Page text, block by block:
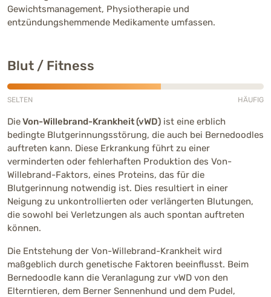
Gewichtsmanagement, Physiotherapie und
entzündungshemmende Medikamente umfassen.
Blut / Fitness
SELTEN HÄUFIG
DieVon-Willebrand-Krankheit (vWD) ist eine erblich
bedingte Blutgerinnungsstörung, die auch bei Bernedoodles
auftreten kann. Diese Erkrankung führt zu einer
verminderten oder fehlerhaften Produktion des Von-
Willebrand-Faktors, eines Proteins, das für die
Blutgerinnung notwendig ist. Dies resultiert in einer
Neigung zu unkontrollierten oder verlängerten Blutungen,
die sowohl bei Verletzungen als auch spontan auftreten
können.
Die Entstehung der Von-Willebrand-Krankheit wird
maßgeblich durch genetische Faktoren beeinflusst. Beim
Bernedoodle kann die Veranlagung zur vWD von den
Elterntieren, dem Berner Sennenhund und dem Pudel,